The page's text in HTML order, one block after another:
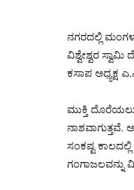
ನಗರದಲ್ಲಿ
ವಿಶ್ವೇಶ್ವರ
ಕಸಾಪ ಅಧ್ಯಕ್ಷ
ಮುಕ್ತಿ
ಸಂಕಷ್ಟ
ಗಂಗಾಜಲವನ್ನು